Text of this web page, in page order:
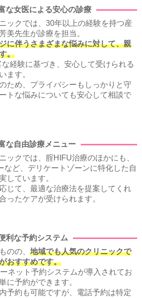
な女医による安心の診療
ックでは、30年以上の経験を持つ産
美先生が診療を担当。
に伴うさまざまな悩みに対して、親
。
経験に基づき、安心して受けられる
ます。
ため、プライバシーもしっかりと守
トな悩みについても安心して相談で
な自由診療メニュー
ックでは、腟HIFU治療のほかにも、
など、デリケートゾーンに特化した自
しています。
じて、最適な治療法を提案してくれ
ったケアが受けられます。
利な予約システム
のの、 地域でも人気のクリニックで
おすすめです。
ネット予約システムが導入されてお
に予約ができます。
予約も可能ですが、電話予約は特定